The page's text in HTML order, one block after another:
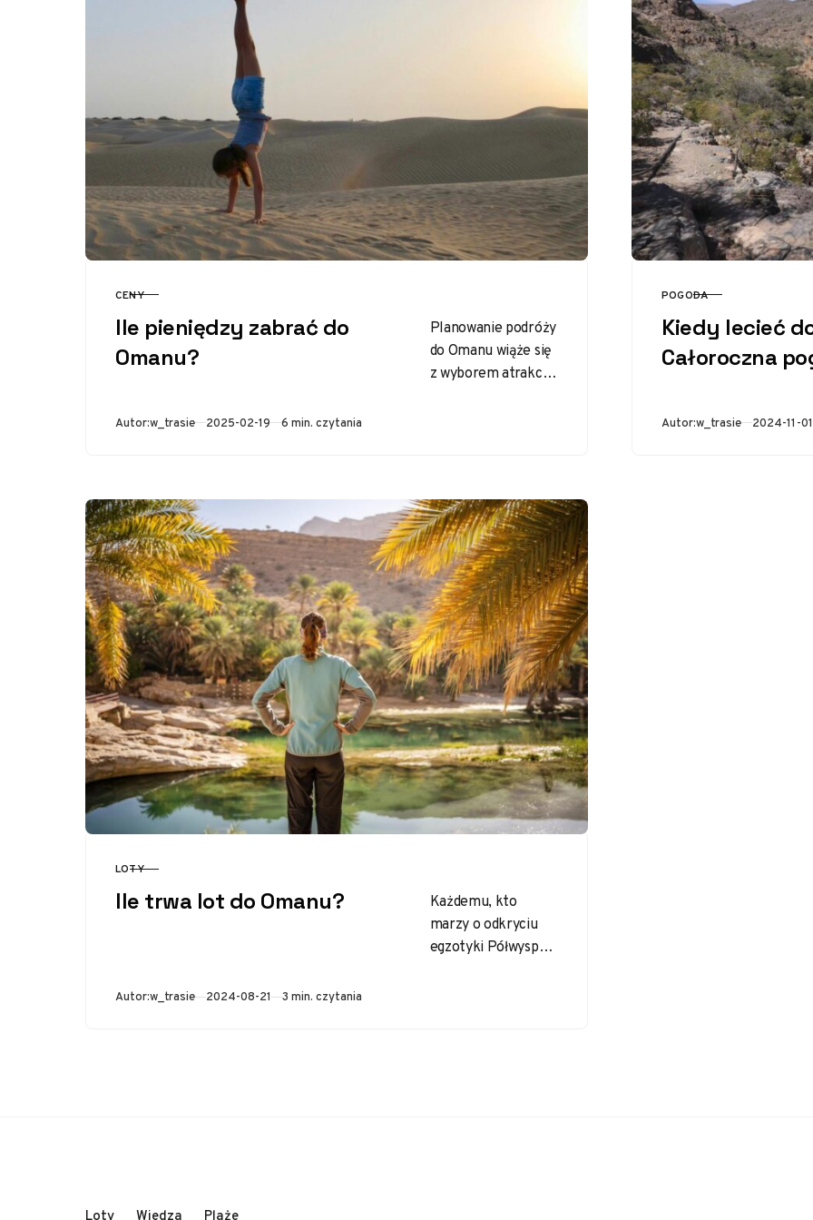
KATEGORIA
CENY
Ile pieniędzy zabrać do
Omanu?
Planowanie podróży
do Omanu wiąże się
z wyborem atrakcji,
Autor:w_trasie Opublikowano
2025-02-19 6 min. czytania
KATEGORIA
POGODA
Kiedy lecieć
Całoroczna
Autor:w_trasie 2024-11-01
KATEGORIA
LOTY
Ile trwa lot do Omanu?
Każdemu, kto
marzy o odkryciu
egzotyki Półwyspu
Autor:w_trasie Opublikowano
2024-08-21 3 min. czytania
Loty Wiedza Plaże